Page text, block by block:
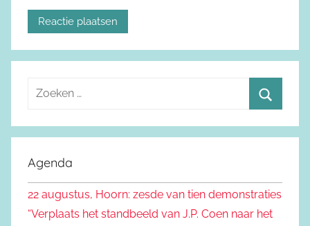
e
e
n
o
e
n
Agenda
22 augustus, Hoorn: zesde van tien demonstraties
“Verplaats het standbeeld van J.P. Coen naar het